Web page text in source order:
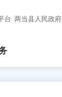
台 两当县人民政府